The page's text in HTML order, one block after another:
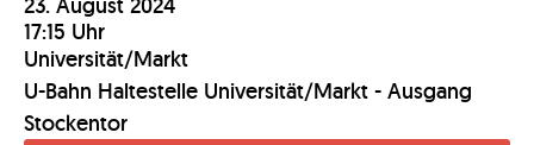
17:15 Uhr
Universität/Markt
U-Bahn Haltestelle Universität/Markt - Ausgang
Stockentor